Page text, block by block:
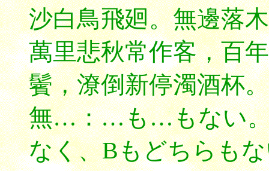
沙白鳥飛廻。無邊落
萬里悲秋常作客，百
鬢，潦倒新停濁酒杯
無…：…も…もない。
なく、Bもどちらも